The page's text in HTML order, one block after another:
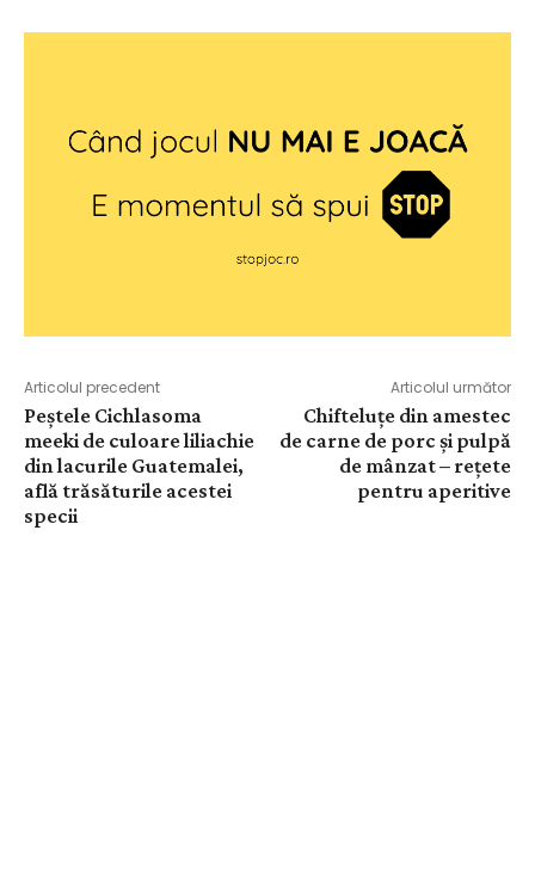
Articolul precedent
Peștele Cichlasoma
meeki de culoare liliachie
din lacurile Guatemalei,
află trăsăturile acestei
specii
Articolul următor
Chifteluțe din amestec
de carne de porc și pulpă
de mânzat – rețete
pentru aperitive